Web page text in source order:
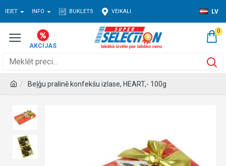
IEIET INFO BUKLETS VEIKALI LV
0
Beļģu pralinē konfekšu izlase, HEART,- 100g